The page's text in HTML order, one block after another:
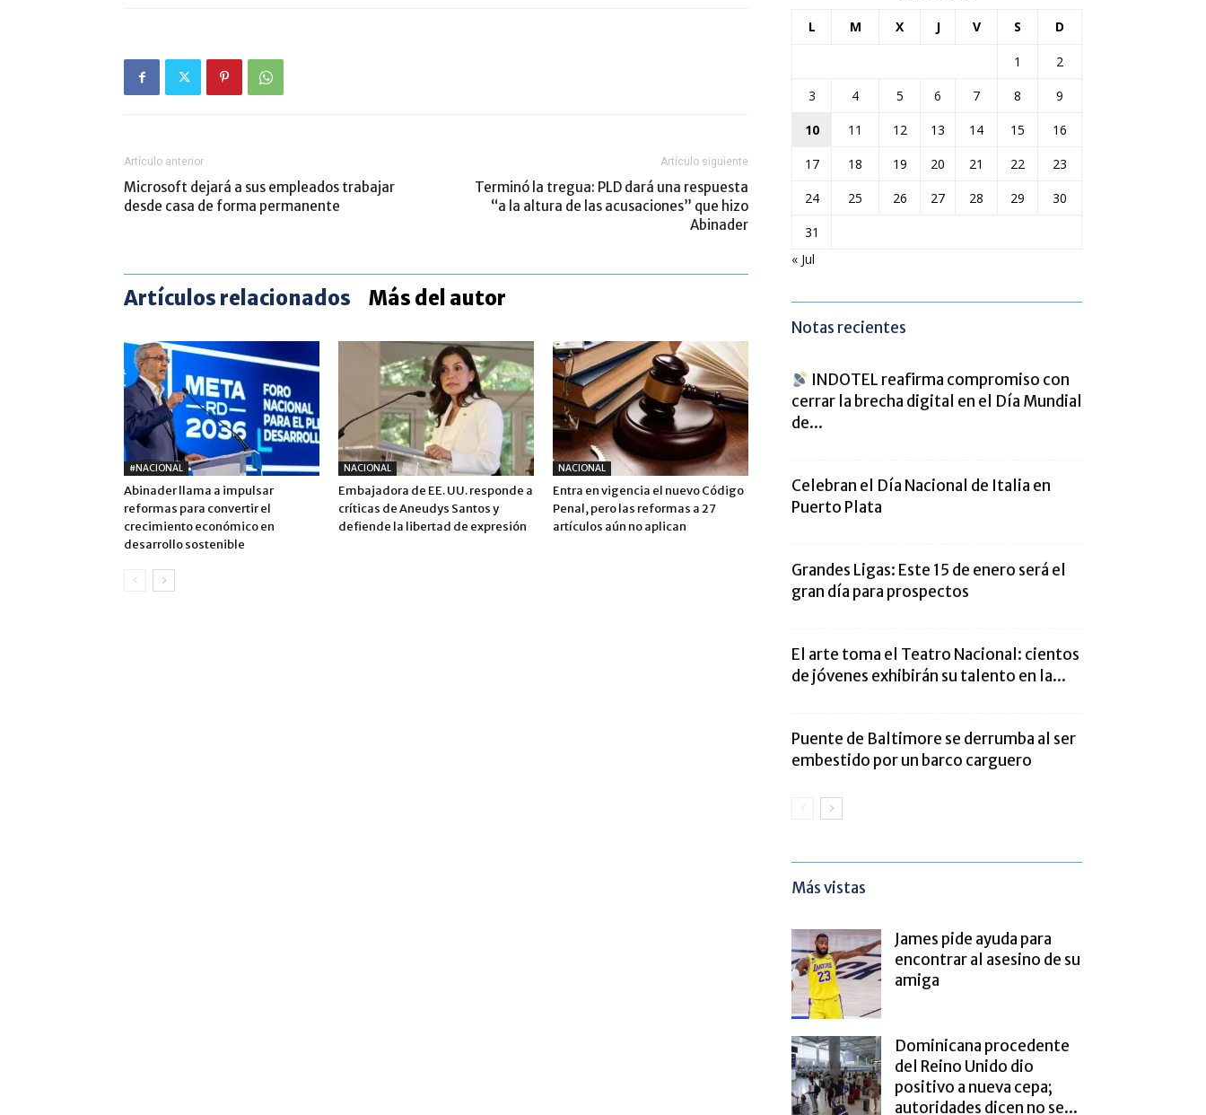
Artículo anterior
Microsoft dejará a sus empleados trabajar
desde casa de forma permanente
Artículo siguiente
Terminó la tregua: PLD dará una respuesta
“a la altura de las acusaciones” que hizo
Abinader
Artículos relacionados Más del autor
#NACIONAL
Abinader llama a impulsar
reformas para convertir el
crecimiento económico en
desarrollo sostenible
NACIONAL
Embajadora de EE. UU. responde a
críticas de Aneudys Santos y
defiende la libertad de expresión
NACIONAL
Entra en vigencia el nuevo Código
Penal, pero las reformas a 27
artículos aún no aplican
L M X J V S D
1
2
3
4 5 6 7 8
9
10
11 12 13 14 15
16
17
18 19 20 21 22
23
24
25 26 27 28 29
30
31
« Jul
Notas recientes
INDOTEL reafirma compromiso con
cerrar la brecha digital en el Día Mundial
de...
Celebran el Día Nacional de Italia en
Puerto Plata
Grandes Ligas: Este 15 de enero será el
gran día para prospectos
El arte toma el Teatro Nacional: cientos
de jóvenes exhibirán su talento en la...
Puente de Baltimore se derrumba al ser
embestido por un barco carguero
Más vistas
James pide ayuda para
encontrar al asesino de su
amiga
Dominicana procedente
del Reino Unido dio
positivo a nueva cepa;
autoridades dicen no se...